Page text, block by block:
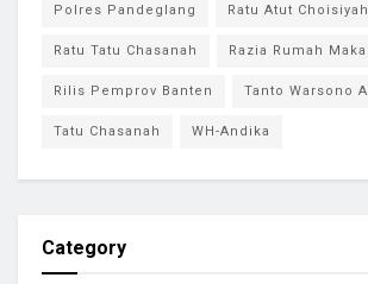
Polres Pandeglang Ratu Atut Choisiyah
Ratu Tatu Chasanah Razia Rumah
Rilis Pemprov Banten Tanto Warsono
Tatu Chasanah WH-Andika
Category